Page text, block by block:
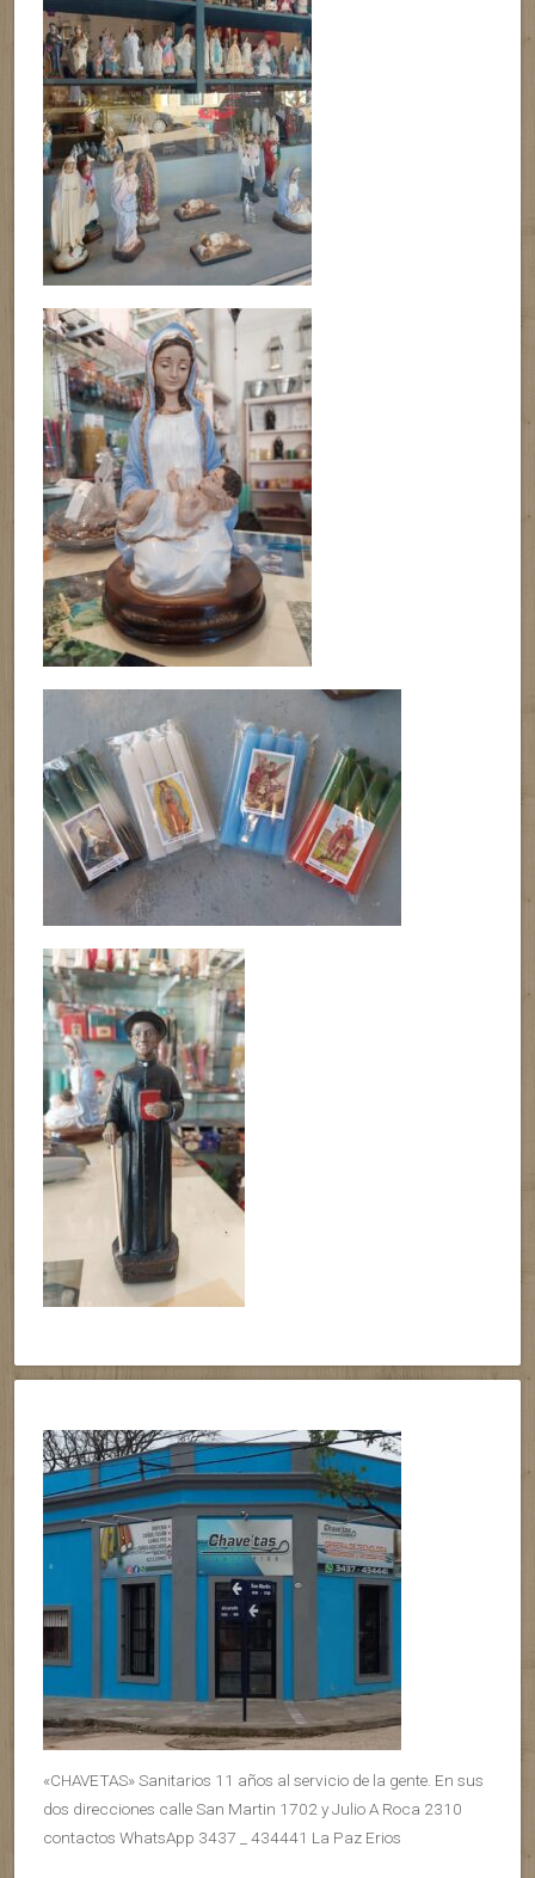
«CHAVETAS» Sanitarios 11 años al servicio de la gente. En sus
dos direcciones calle San Martin 1702 y Julio A Roca 2310
contactos WhatsApp 3437 _ 434441 La Paz Erios